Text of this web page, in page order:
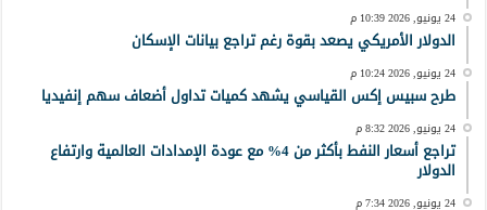
24 يونيو, 2026 10:39 م
الدولار الأمريكي يصعد بقوة رغم تراجع بيانات الإسكان
24 يونيو, 2026 10:24 م
طرح سبيس إكس القياسي يشهد كميات تداول أضعاف سهم إنفيديا
24 يونيو, 2026 8:32 م
تراجع أسعار النفط بأكثر من 4% مع عودة الإمدادات العالمية وارتفاع
الدولار
24 يونيو, 2026 7:34 م